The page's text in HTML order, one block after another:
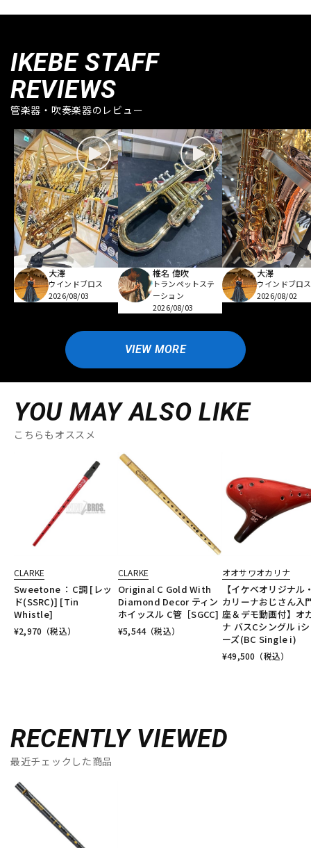
IKEBE STAFF
REVIEWS
管楽器・吹奏楽器のレビュー
大澤
ウインドブロス
2026/08/03
椎名 偉吹
トランペットステ
ーション
2026/08/03
大澤
ウインドブロス
2026/08/02
VIEW MORE
YOU MAY ALSO LIKE
こちらもオススメ
CLARKE
Sweetone ：C調 [レッ
ド(SSRC)] [Tin
Whistle]
¥2,970 （税込）
CLARKE
Original C Gold With
Diamond Decor ティン
ホイッスル C管［SGCC]
¥5,544（税込）
オオサワオカリナ
【イケベオリジナル
カリーナおじさん入
座＆デモ動画付】オ
ナ バスCシングル i
ーズ(BC Single i)
¥49,500 （税込）
RECENTLY VIEWED
最近チェックした商品